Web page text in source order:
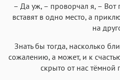
– Да уж, – проворчал я, – Вот
вставят в одно место, а
на
Знать бы тогда, насколько
сожалению, а может, и к
скрыто от нас тёмной